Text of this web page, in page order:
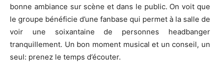
bonne ambiance sur scène et dans le public. On voit que
le groupe bénéficie d’une fanbase qui permet à la salle de
voir une soixantaine de personnes headbanger
tranquillement. Un bon moment musical et un conseil, un
seul: prenez le temps d’écouter.